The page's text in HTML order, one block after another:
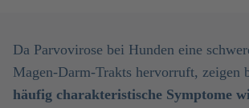
Da Parvovirose bei Hunden eine
Magen-Darm-Trakts hervorruft, zeigen
häufig charakteristische Symptome